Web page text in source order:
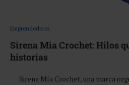
Emprendedores
Sirena Mia Crochet: Hilos
historias
Sirena Mía Crochet, una marca